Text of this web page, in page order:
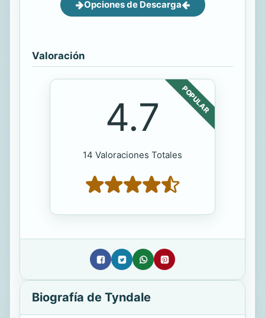
Opciones de Descarga
Valoración
POPULAR
4.7
14 Valoraciones Totales
Biografía de Tyndale